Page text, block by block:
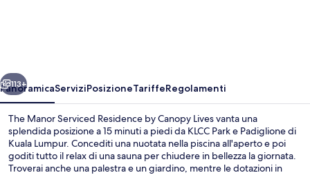
Canopy
Lives
Avanti
113+
PanoramicaServiziPosizioneTariffeRegolamenti
The Manor Serviced Residence by Canopy Lives vanta una
splendida posizione a 15 minuti a piedi da KLCC Park e Padiglione di
Kuala Lumpur. Concediti una nuotata nella piscina all'aperto e poi
goditi tutto il relax di una sauna per chiudere in bellezza la giornata.
Troverai anche una palestra e un giardino, mentre le dotazioni in